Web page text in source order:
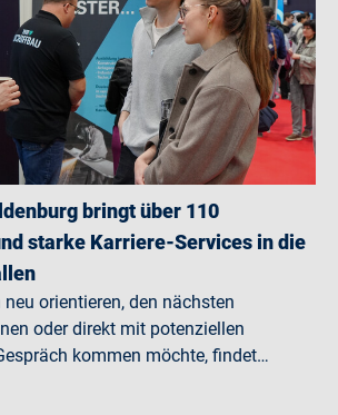
bringt über 110
starke Karriere-Services in die
orientieren, den nächsten
oder direkt mit potenziellen
kommen möchte, findet…